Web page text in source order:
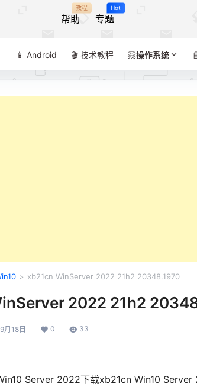
帮助
教程
专题
Hot
📱 Android 🎬 技术教程 📀操作系统
> xb21cn WinServer 2022 21h2 20348.1970
2022 21h2
月18日 0 33
Server 2022下载xb21cn Win10